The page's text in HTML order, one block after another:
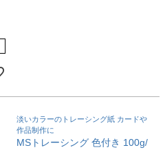
淡いカラーのトレーシング紙 カードや
作品制作に
MSトレーシング 色付き 100g/